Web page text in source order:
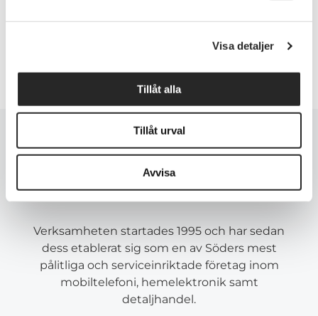
Visa detaljer
Tillåt alla
Tillåt urval
Avvisa
Om oss
Verksamheten startades 1995 och har sedan
dess etablerat sig som en av Söders mest
pålitliga och serviceinriktade företag inom
mobiltelefoni, hemelektronik samt
detaljhandel.